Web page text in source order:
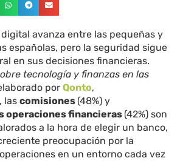
avanza entre las pequeñas y
españolas, pero la seguridad sigue
en sus decisiones financieras.
tecnología y finanzas en las
porQonto,
lascomisiones (48%) y
operaciones financieras (42%) son
a la hora de elegir un banco,
preocupación por la
en un entorno cada vez